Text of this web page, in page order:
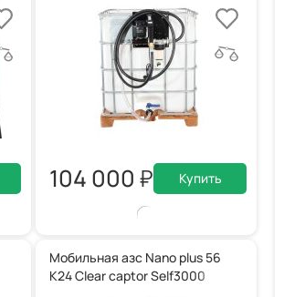
104 000 Купить
Мобильная азс Nano plus 56
K24 Clear captor Self3000